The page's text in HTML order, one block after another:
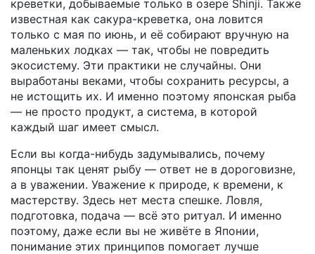
креветки, добываемые только в озере Shinji. Также
известная как сакура-креветка, она ловится
только с мая по июнь, и её собирают вручную на
маленьких лодках — так, чтобы не повредить
экосистему. Эти практики не случайны. Они
выработаны веками, чтобы сохранить ресурсы, а
не истощить их. И именно поэтому японская рыба
— не просто продукт, а система, в которой
каждый шаг имеет смысл.
Если вы когда-нибудь задумывались, почему
японцы так ценят рыбу — ответ не в дороговизне,
а в уважении. Уважение к природе, к времени, к
мастерству. Здесь нет места спешке. Ловля,
подготовка, подача — всё это ритуал. И именно
поэтому, даже если вы не живёте в Японии,
понимание этих принципов помогает лучше